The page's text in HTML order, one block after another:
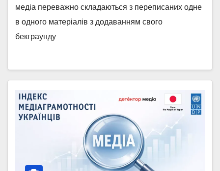
медіа переважно складаються з переписаних одне
в одного матеріалів з додаванням свого
бекграунду